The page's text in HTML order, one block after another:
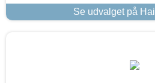
Se udvalget på